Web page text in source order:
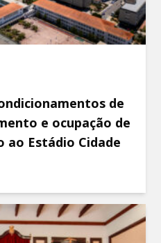
de
e ocupação de
ao Estádio Cidade